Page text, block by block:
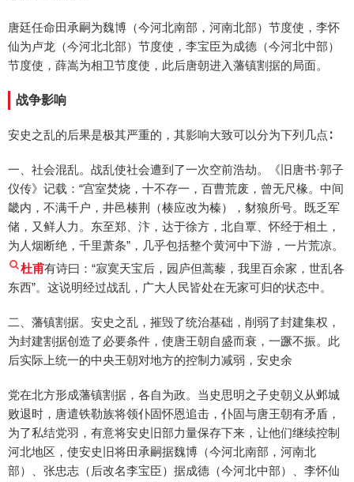
唐廷任命田承嗣为魏博（今河北南部，河南北部）节度使，李怀
仙为卢龙（今河北北部）节度使，李宝臣为成德（今河北中部）
节度使，薛嵩为相卫节度使，此后唐朝进入藩镇割据的局面。
战争影响
安史之乱的后果是极其严重的，其影响大致可以分为下列几点∶
一、社会混乱。战乱使社会遭到了一次空前浩劫。《旧唐书·郭子
仪传》记载：“宫室焚烧，十不存一，百曹荒废，曾无尺椽。中间
畿内，不满千户，井邑楱荆（楱应改为榛），豺狼所号。既乏军
储，又鲜人力。东至郑、汴，达于徐方，北自覃、怀经于相土，
为人烟断绝，千里萧条”，几乎包括整个黄河中下游，一片荒凉。
杜甫有诗曰：“寂寞天宝后，园庐但蒿藜，我里百余家，世乱各
东西”。这说明经过战乱，广大人民皆处在无家可归的状态中。
二、藩镇割据。安史之乱，摧毁了统治基础，削弱了封建集权，
为封建割据创造了必要条件，使唐王朝自盛而衰，一蹶不振。此
后实际上统一的中央王朝对地方的控制力减弱，安史余
党在北方形成藩镇割据，各自为政。当史思明之子史朝义从邺城
败退时，唐遣铁勒族将领仆固怀恩追击，仆固与唐王朝有矛盾，
为了私结党羽，有意将安史旧部力量保存下来，让他们继续控制
河北地区，使安史旧将田承嗣据魏博（今河北南部，河南北
部）、张忠志（后改名李宝臣）据成德（今河北中部）、李怀仙